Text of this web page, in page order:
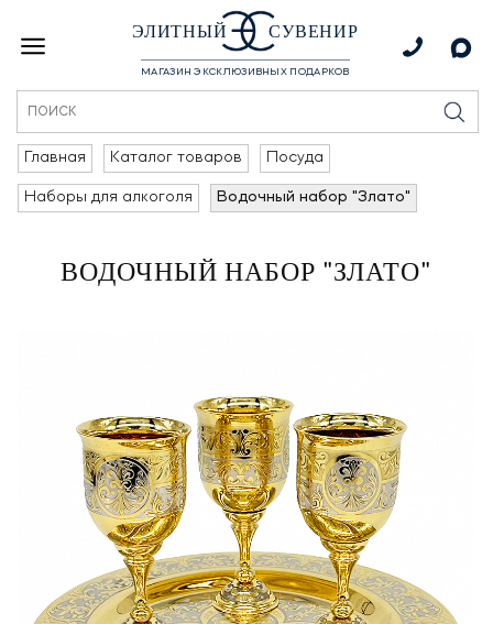
ЭЛИТНЫЙ СУВЕНИР
МАГАЗИН ЭКСКЛЮЗИВНЫХ ПОДАРКОВ
Главная Каталог товаров Посуда
Наборы для алкоголя Водочный набор "Злато"
ВОДОЧНЫЙ НАБОР "ЗЛАТО"